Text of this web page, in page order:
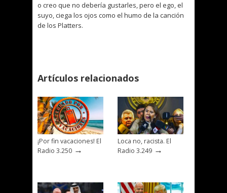
o creo que no debería gustarles, pero el ego, el
suyo, ciega los ojos como el humo de la canción
de los Platters.
Artículos relacionados
¡Por fin vacaciones! El
Radio 3.250 →
Loca no, racista. El
Radio 3.249 →